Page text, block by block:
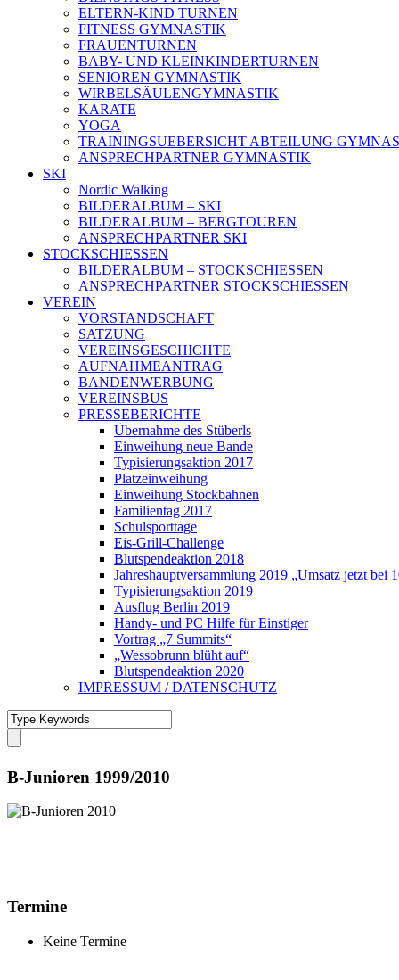
ELTERN-KIND TURNEN
FITNESS GYMNASTIK
FRAUENTURNEN
BABY- UND KLEINKINDERTURNEN
SENIOREN GYMNASTIK
WIRBELSÄULENGYMNASTIK
KARATE
YOGA
TRAININGSUEBERSICHT ABTEILUNG
ANSPRECHPARTNER GYMNASTIK
SKI
Nordic Walking
BILDERALBUM – SKI
BILDERALBUM – BERGTOUREN
ANSPRECHPARTNER SKI
STOCKSCHIESSEN
BILDERALBUM – STOCKSCHIESSEN
ANSPRECHPARTNER STOCKSCHIESSEN
VEREIN
VORSTANDSCHAFT
SATZUNG
VEREINSGESCHICHTE
AUFNAHMEANTRAG
BANDENWERBUNG
VEREINSBUS
PRESSEBERICHTE
Übernahme des Stüberls
Einweihung neue Bande
Typisierungsaktion 2017
Platzeinweihung
Einweihung Stockbahnen
Familientag 2017
Schulsporttage
Eis-Grill-Challenge
Blutspendeaktion 2018
Jahreshauptversammlung 2019 „Umsatz jetzt bei
Typisierungsaktion 2019
Ausflug Berlin 2019
Handy- und PC Hilfe für Einstiger
Vortrag „7 Summits“
„Wessobrunn blüht auf“
Blutspendeaktion 2020
IMPRESSUM / DATENSCHUTZ
B-Junioren 1999/2010
Termine
Keine Termine